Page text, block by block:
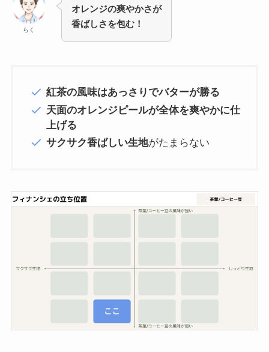
らく
オレンジの爽やかさが
香ばしさを包む！
紅茶の風味はあっさりでバターが勝る
天面のオレンジピールが全体を爽やかに仕
上げる
サクサク香ばしい生地がたまらない